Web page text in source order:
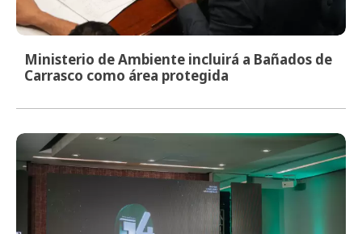
Ministerio de Ambiente incluirá a Bañados de
Carrasco como área protegida